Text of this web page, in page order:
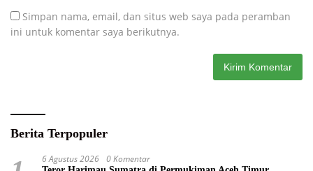
Simpan nama, email, dan situs web saya pada peramban
ini untuk komentar saya berikutnya.
Berita Terpopuler
6 Agustus 2026 0 Komentar